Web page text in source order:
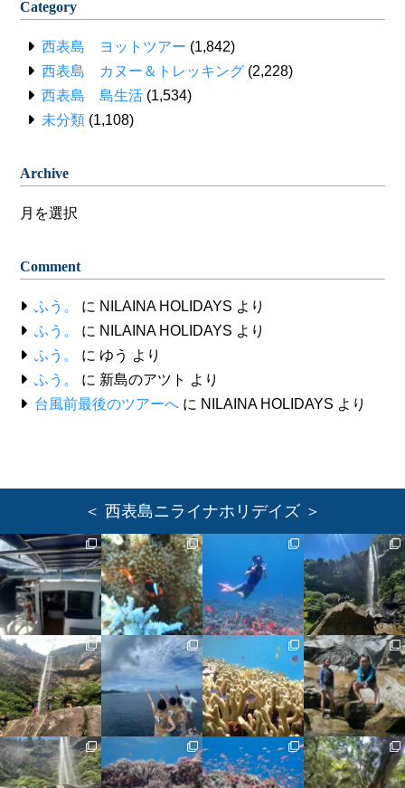
Category
西表島 ヨットツアー (1,842)
西表島 カヌー＆トレッキング (2,228)
西表島 島生活 (1,534)
未分類 (1,108)
Archive
Archive
Comment
ふう。 に NILAINA HOLIDAYS より
ふう。
に NILAINA HOLIDAYS より
ふう。
に ゆう より
ふう。
に 新島のアツト より
台風前最後のツアーへ に NILAINA HOLIDAYS より
＜ 西表島ニライナホリデイズ ＞